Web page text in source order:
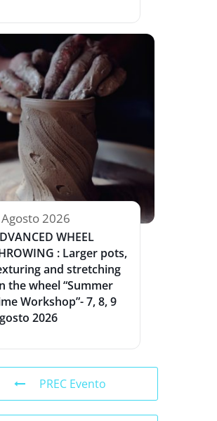
2026
WHEEL
: Larger pots,
and stretching
the wheel “Summer
Workshop”- 7, 8, 9
2026
PREC Evento